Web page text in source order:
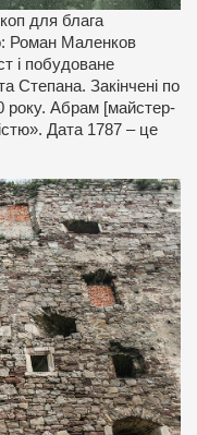
для блага
Роман Маленков
і побудоване
Степана. Закінчені по
року. Абрам [майстер-
Дата 1787 – це